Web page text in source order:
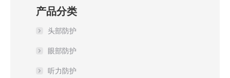
产品分类
头部防护
眼部防护
听力防护